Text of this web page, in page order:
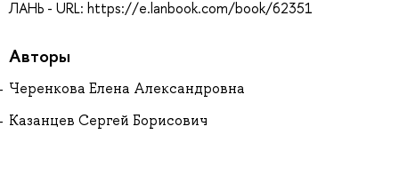
ЛАНЬ - URL: https://e.lanbook.com/book/62351
Авторы
Черенкова Елена Александровна
Казанцев Сергей Борисович